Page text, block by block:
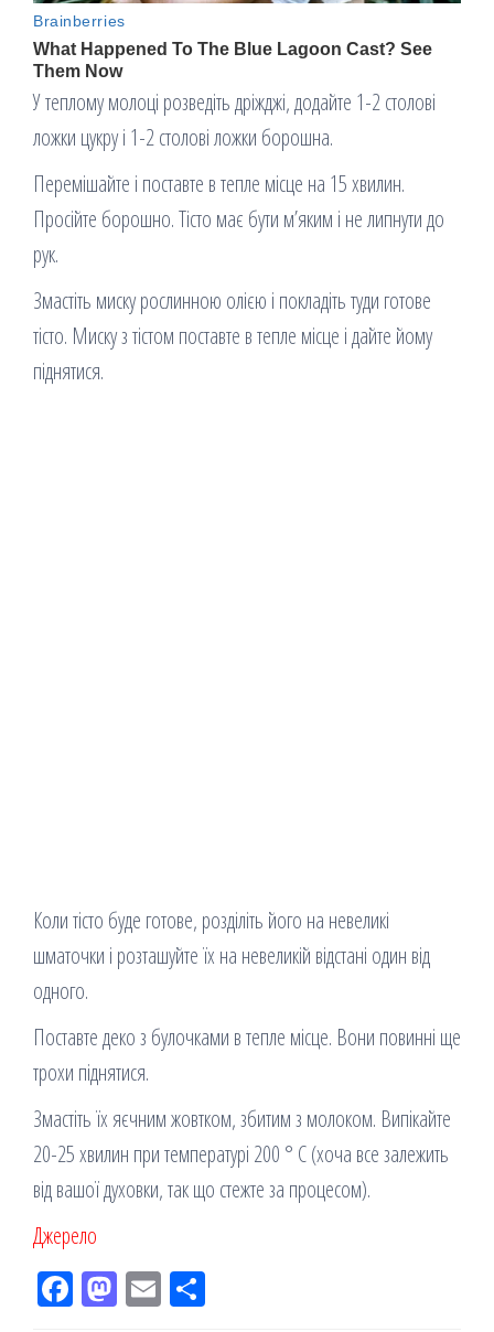
У теплому молоці розведіть дріжджі, додайте 1-2 столові
ложки цукру і 1-2 столові ложки борошна.
Перемішайте і поставте в тепле місце на 15 хвилин.
Просійте борошно. Тісто має бути м’яким і не липнути до
рук.
Змастіть миску рослинною олією і покладіть туди готове
тісто. Миску з тістом поставте в тепле місце і дайте йому
піднятися.
Коли тісто буде готове, розділіть його на невеликі
шматочки і розташуйте їх на невеликій відстані один від
одного.
Поставте деко з булочками в тепле місце. Вони повинні ще
трохи піднятися.
Змастіть їх яєчним жовтком, збитим з молоком. Випікайте
20-25 хвилин при температурі 200 ° С (хоча все залежить
від вашої духовки, так що стежте за процесом).
Джерело
Fac M Em